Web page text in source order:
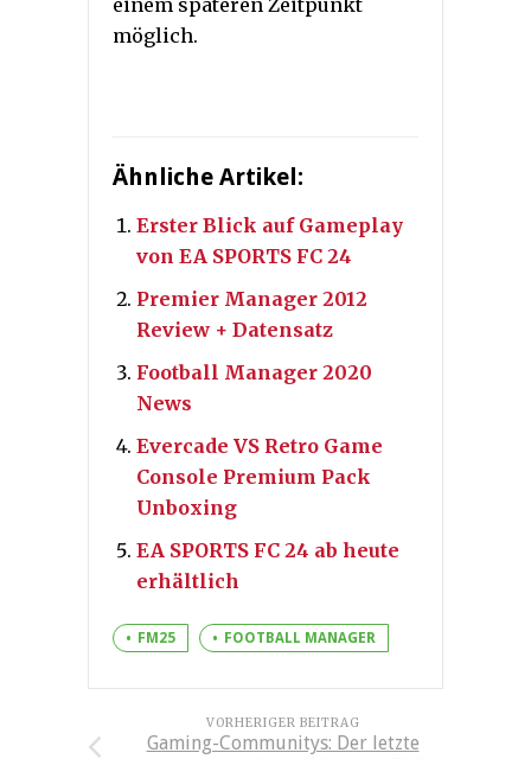
möglich.
Ähnliche Artikel:
Erster Blick auf Gameplay
von EA SPORTS FC 24
Premier Manager 2012
Review + Datensatz
Football Manager 2020
News
Evercade VS Retro Game
Console Premium Pack
Unboxing
EA SPORTS FC 24 ab heute
erhältlich
FM25 FOOTBALL MANAGER
VORHERIGER BEITRAG
Gaming-Communitys: Der letzte